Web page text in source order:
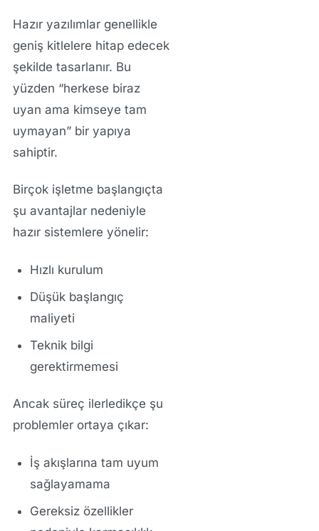
Hazır yazılımlar genellikle
geniş kitlelere hitap edecek
şekilde tasarlanır. Bu
yüzden “herkese biraz
uyan ama kimseye tam
uymayan” bir yapıya
sahiptir.
Birçok işletme başlangıçta
şu avantajlar nedeniyle
hazır sistemlere yönelir:
Hızlı kurulum
Düşük başlangıç
maliyeti
Teknik bilgi
gerektirmemesi
Ancak süreç ilerledikçe şu
problemler ortaya çıkar:
İş akışlarına tam uyum
sağlayamama
Gereksiz özellikler